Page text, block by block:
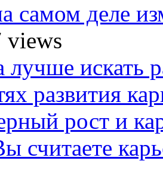
самом деле
views
лучше искать
развития
рост и
считаете